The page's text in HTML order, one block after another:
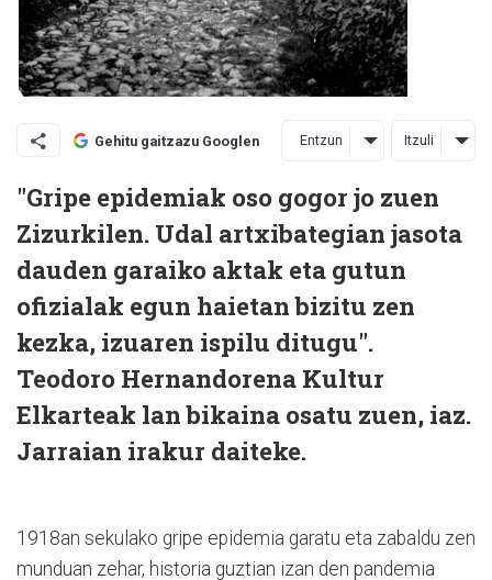
Gehitu gaitzazu Googlen Entzun Itzuli
"Gripe epidemiak oso gogor jo zuen
Zizurkilen. Udal artxibategian jasota
dauden garaiko aktak eta gutun
ofizialak egun haietan bizitu zen
kezka, izuaren ispilu ditugu".
Teodoro Hernandorena Kultur
Elkarteak lan bikaina osatu zuen, iaz.
Jarraian irakur daiteke.
1918an sekulako gripe epidemia garatu eta zabaldu zen
munduan zehar, historia guztian izan den pandemia